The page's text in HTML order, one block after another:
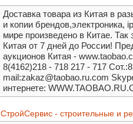
Доставка товара из Китая в
и копии брендов,электроника,
мире произведено в Китае.
Китая от 7 дней до России!
аукционов Китая -
8(4162)218 - 718 217 - 717
mail:zakaz@taobao.ru.com
интернете:
СтройСервис - строительные и